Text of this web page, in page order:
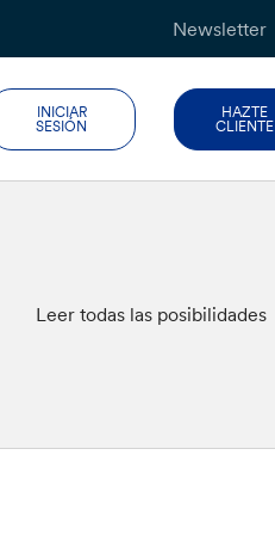
Newsletter
INICIAR
SESIÓN
HAZTE
CLIENTE
Leer todas las posibilidades